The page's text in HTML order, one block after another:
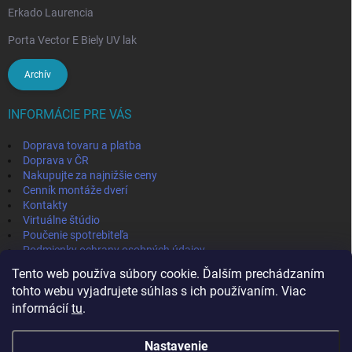
Tento web používa súbory cookie. Ďalším prechádzaním
tohto webu vyjadrujete súhlas s ich používaním. Viac
informácií tu.
Nastavenie
Erkado Laurencia
Porta Vector E Biely UV lak
Archív
INFORMÁCIE PRE VÁS
Doprava tovaru a platba
Doprava v ČR
Nakupujte za najnižšie ceny
Cenník montáže dverí
Kontakty
Virtuálne štúdio
Poučenie spotrebiteľa
Podmienky ochrany osobných údajov
Obchodné podmienky
IVPA-OKNA - zmluvný partner